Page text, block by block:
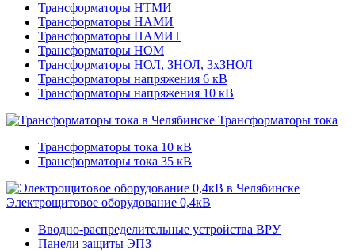
Трансформаторы НТМИ
Трансформаторы НАМИ
Трансформаторы НАМИТ
Трансформаторы НОМ
Трансформаторы НОЛ, ЗНОЛ, 3хЗНОЛ
Трансформаторы напряжения 6 кВ
Трансформаторы напряжения 10 кВ
Трансформаторы тока
Трансформаторы тока 10 кВ
Трансформаторы тока 35 кВ
Электрощитовое оборудование 0,4кВ
Вводно-распределительные устройства ВРУ
Панели защиты ЭПЗ